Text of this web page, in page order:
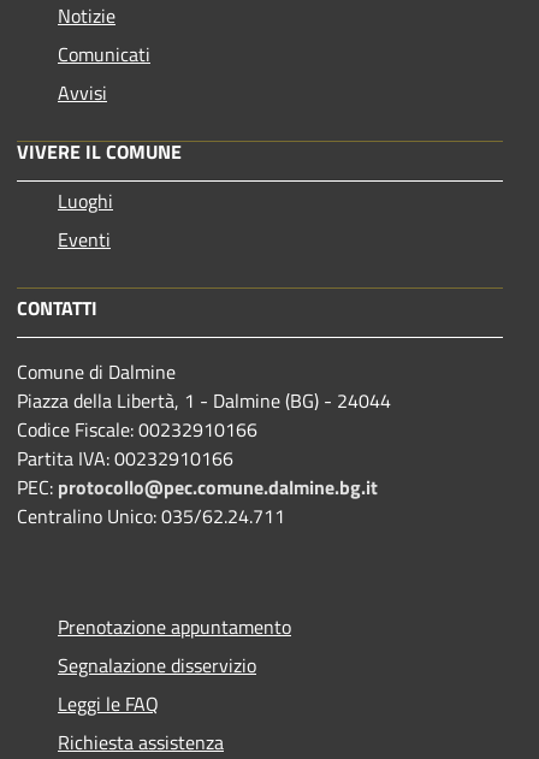
Notizie
Comunicati
Avvisi
VIVERE IL COMUNE
Luoghi
Eventi
CONTATTI
Comune di Dalmine
Piazza della Libertà, 1 - Dalmine (BG) - 24044
Codice Fiscale: 00232910166
Partita IVA: 00232910166
PEC: protocollo@pec.comune.dalmine.bg.it
Centralino Unico: 035/62.24.711
Prenotazione appuntamento
Segnalazione disservizio
Leggi le FAQ
Richiesta assistenza